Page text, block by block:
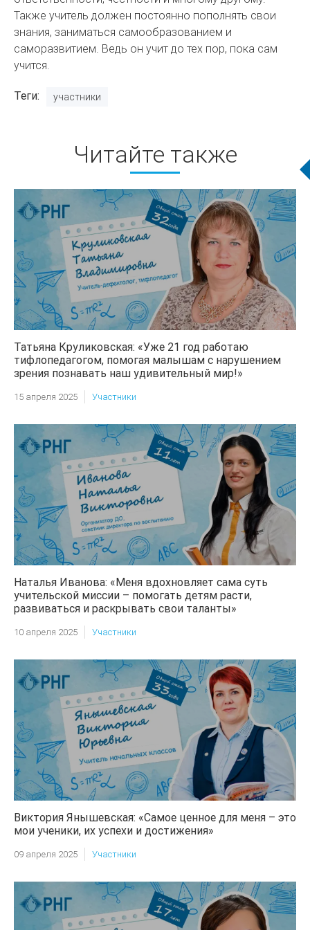
Также учитель должен постоянно пополнять свои
знания, заниматься самообразованием и
саморазвитием. Ведь он учит до тех пор, пока сам
учится.
Теги участники
Читайте также
Татьяна Круликовская: «Уже 21 год работаю
тифлопедагогом, помогая малышам с нарушением
зрения познавать наш удивительный мир!»
15 апреля 2025 Участники
Наталья Иванова: «Меня вдохновляет сама суть
учительской миссии – помогать детям расти,
развиваться и раскрывать свои таланты»
10 апреля 2025 Участники
Виктория Янышевская: «Самое ценное для меня – это
мои ученики, их успехи и достижения»
09 апреля 2025 Участники